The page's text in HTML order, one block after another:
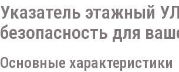
Указатель этажный
безопасность для
Основные характеристики